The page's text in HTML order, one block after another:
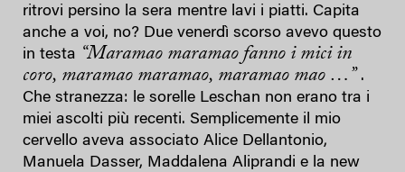
ritrovi persino la sera mentre lavi i piatti. Capita
anche a voi, no? Due venerdì scorso avevo questo
in testa “Maramao maramao fanno i mici in
coro, maramao maramao, maramao mao …” .
Che stranezza: le sorelle Leschan non erano tra i
miei ascolti più recenti. Semplicemente il mio
cervello aveva associato Alice Dellantonio,
Manuela Dasser, Maddalena Aliprandi e la new